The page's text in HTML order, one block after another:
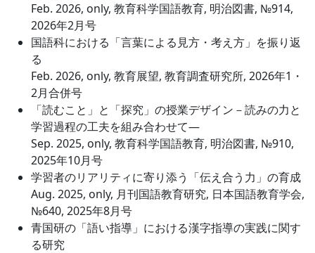
Feb. 2026, only, 教育科学国語教育, 明治図書, №914,
2026年2月号
国語科における「言葉による見方・考え方」を振り返
る
Feb. 2026, only, 教育展望, 教育調査研究所, 2026年1・
2月合併号
「読むこと」と「探究」の授業デザイン－読みの力と
学習過程の工夫を組み合わせて―
Sep. 2025, only, 教育科学国語教育, 明治図書, №910,
2025年10月号
学習者のリアリティに寄り添う「伝え合う力」の育成
Aug. 2025, only, 月刊国語教育研究, 日本国語教育学会,
№640, 2025年8月号
青国研の「語い指導」における漢字指導の実践に関す
る研究